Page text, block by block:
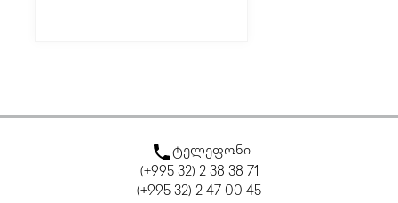
ტელეფონი
(+995 32) 2 38 38 71
(+995 32) 2 47 00 45